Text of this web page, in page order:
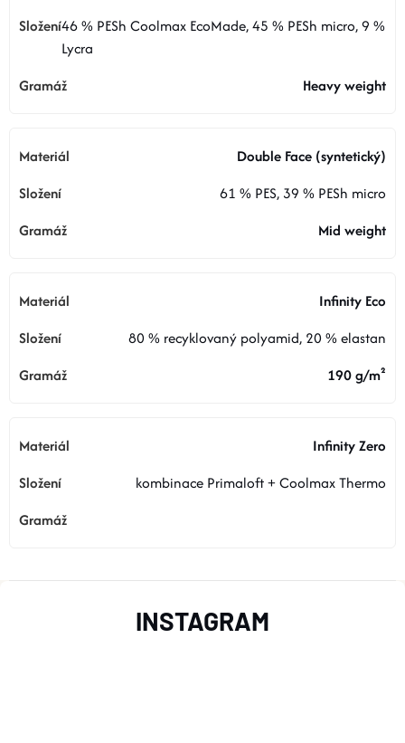
46 % PESh Coolmax EcoMade, 45 % PESh micro, 9 %
Lycra
Heavy weight
Double Face (syntetický)
61 % PES, 39 % PESh micro
Mid weight
Infinity Eco
80 % recyklovaný polyamid, 20 % elastan
190 g/m²
Infinity Zero
kombinace Primaloft + Coolmax Thermo
INSTAGRAM